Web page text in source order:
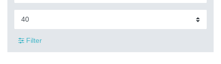
Filter